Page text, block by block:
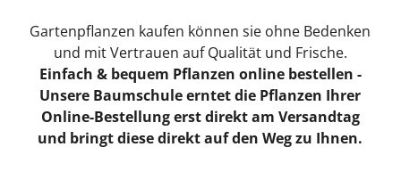
Gartenpflanzen kaufen können sie ohne Bedenken
und mit Vertrauen auf Qualität und Frische.
Einfach & bequem Pflanzen online bestellen -
Unsere Baumschule erntet die Pflanzen Ihrer
Online-Bestellung erst direkt am Versandtag
und bringt diese direkt auf den Weg zu Ihnen.